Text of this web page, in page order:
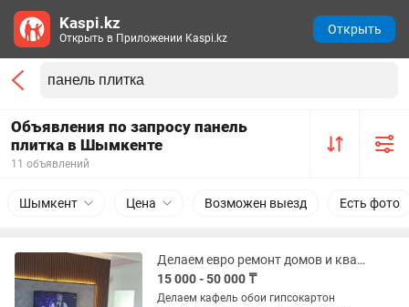
Объявления по запросу панель
плитка в Шымкенте
11 объявлений
Шымкент Цена Возможен выезд Есть фото
Делаем евро ремонт домов и квартир под ключ Не дорого и качественно
15 000 - 50 000 ₸
Делаем кафель обои гипсокартон
Kaspi.kz
Открыть в Приложении Kaspi.kz
Открыть